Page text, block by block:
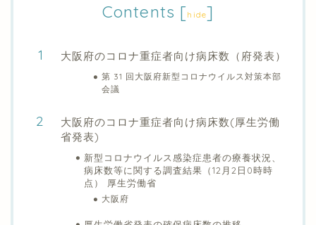
Contents [hide]
大阪府のコロナ重症者向け病床数（府発表）
第 31 回大阪府新型コロナウイルス対策本部
会議
大阪府のコロナ重症者向け病床数(厚生労働
省発表)
新型コロナウイルス感染症患者の療養状況、
病床数等に関する調査結果（12月2日0時時
点） 厚生労働省
大阪府